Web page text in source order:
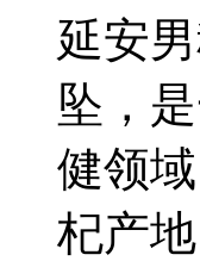
延安
坠，
健领
杞产